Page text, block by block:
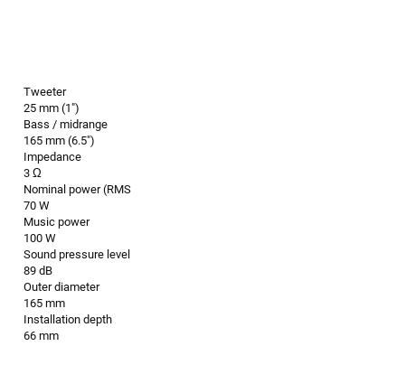
Tweeter
25 mm (1")
Bass / midrange
165 mm (6.5")
Impedance
3 Ω
Nominal power (RMS
70 W
Music power
100 W
Sound pressure level
89 dB
Outer diameter
165 mm
Installation depth
66 mm